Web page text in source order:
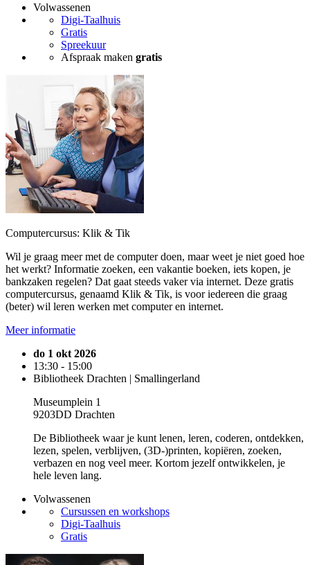
Volwassenen
Digi-Taalhuis
Gratis
Spreekuur
Afspraak maken gratis
Computercursus: Klik & Tik
Wil je graag meer met de computer doen, maar weet je niet goed hoe
het werkt? Informatie zoeken, een vakantie boeken, iets kopen, je
bankzaken regelen? Dat gaat steeds vaker via internet. Deze gratis
computercursus, genaamd Klik & Tik, is voor iedereen die graag
(beter) wil leren werken met computer en internet.
Meer informatie
do 1 okt 2026
13:30 - 15:00
Bibliotheek Drachten | Smallingerland
Museumplein 1
9203DD Drachten
De Bibliotheek waar je kunt lenen, leren, coderen, ontdekken,
lezen, spelen, verblijven, (3D-)printen, kopiëren, zoeken,
verbazen en nog veel meer. Kortom jezelf ontwikkelen, je
hele leven lang.
Volwassenen
Cursussen en workshops
Digi-Taalhuis
Gratis